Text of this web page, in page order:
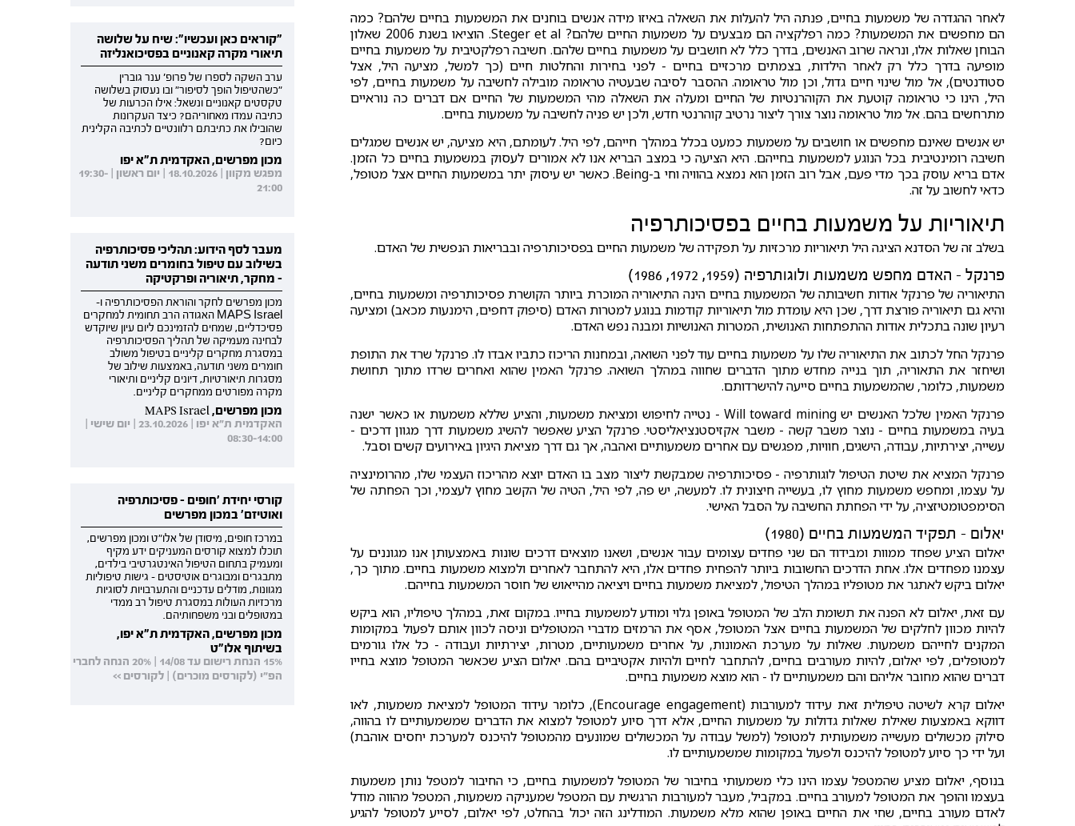
לאחר ההגדרה של משמעות בחיים, פנתה היל להעלות את השאלה באיזו מידה אנשים בוחנים את המשמעות בחיים שלהם? כמה
הם מחפשים את המשמעות? כמה רפלקציה הם מבצעים על משמעות החיים שלהם? Steger et al. הוציאו בשנת 2006 שאלון
הבוחן שאלות אלו, ונראה שרוב האנשים, בדרך כלל לא חושבים על משמעות בחיים שלהם. חשיבה רפלקטיבית על משמעות בחיים
מופיעה בדרך כלל רק לאחר הילדות, בצמתים מרכזיים בחיים - לפני בחירות והחלטות חיים (כך למשל, מציעה היל, אצל
סטודנטים), אל מול שינוי חיים גדול, וכן מול טראומה. ההסבר לסיבה שבעטיה טראומה מובילה לחשיבה על משמעות בחיים, לפי
היל, הינו כי טראומה קוטעת את הקוהרנטיות של החיים ומעלה את השאלה מהי המשמעות של החיים אם דברים כה נוראיים
מתרחשים בהם. אל מול טראומה נוצר צורך ליצור נרטיב קוהרנטי חדש, ולכן יש פניה לחשיבה על משמעות בחיים.
יש אנשים שאינם מחפשים או חושבים על משמעות כמעט בכלל במהלך חייהם, לפי היל. לעומתם, היא מציעה, יש אנשים שמגלים
חשיבה רומינטיבית בכל הנוגע למשמעות בחייהם. היא הציעה כי במצב הבריא אנו לא אמורים לעסוק במשמעות בחיים כל הזמן.
אדם בריא עוסק בכך מדי פעם, אבל רוב הזמן הוא נמצא בהוויה וחי ב-Being. כאשר יש עיסוק יתר במשמעות החיים אצל מטופל,
כדאי לחשוב על זה.
תיאוריות על משמעות בחיים בפסיכותרפיה
בשלב זה של הסדנא הציגה היל תיאוריות מרכזיות על תפקידה של משמעות החיים בפסיכותרפיה ובבריאות הנפשית של האדם.
פרנקל - האדם מחפש משמעות ולוגותרפיה (1959, 1972, 1986)
התיאוריה של פרנקל אודות חשיבותה של המשמעות בחיים הינה התיאוריה המוכרת ביותר הקושרת פסיכותרפיה ומשמעות בחיים,
והיא גם תיאוריה פורצת דרך, שכן היא עומדת מול תיאוריות קודמות בנוגע למטרות האדם (סיפוק דחפים, הימנעות מכאב) ומציעה
רעיון שונה בתכלית אודות ההתפתחות האנושית, המטרות האנושיות ומבנה נפש האדם.
פרנקל החל לכתוב את התיאוריה שלו על משמעות בחיים עוד לפני השואה, ובמחנות הריכוז כתביו אבדו לו. פרנקל שרד את התופת
ושיחזר את התאוריה, תוך בנייה מחדש מתוך הדברים שחווה במהלך השואה. פרנקל האמין שהוא ואחרים שרדו מתוך תחושת
משמעות, כלומר, שהמשמעות בחיים סייעה להישרדותם.
פרנקל האמין שלכל האנשים יש Will toward mining - נטייה לחיפוש ומציאת משמעות, והציע שללא משמעות או כאשר ישנה
בעיה במשמעות בחיים - נוצר משבר קשה - משבר אקזיסטנציאליסטי. פרנקל הציע שאפשר להשיג משמעות דרך מגוון דרכים -
עשייה, יצירתיות, עבודה, הישגים, חוויות, מפגשים עם אחרים משמעותיים ואהבה, אך גם דרך מציאת היגיון באירועים קשים וסבל.
פרנקל המציא את שיטת הטיפול לוגותרפיה - פסיכותרפיה שמבקשת ליצור מצב בו האדם יוצא מהריכוז העצמי שלו, מהרומינציה
על עצמו, ומחפש משמעות מחוץ לו, בעשייה חיצונית לו. למעשה, יש פה, לפי היל, הטיה של הקשב מחוץ לעצמי, וכך הפחתה של
הסימפטומטיזציה, על ידי הפחתת החשיבה על הסבל האישי.
יאלום - תפקיד המשמעות בחיים (1980)
יאלום הציע שפחד ממוות ומבידוד הם שני פחדים עצומים עבור אנשים, ושאנו מוצאים דרכים שונות באמצעותן אנו מגוננים על
עצמנו מפחדים אלו. אחת הדרכים החשובות ביותר להפחית פחדים אלו, היא להתחבר לאחרים ולמצוא משמעות בחיים. מתוך כך,
יאלום ביקש לאתגר את מטופליו במהלך הטיפול, למציאת משמעות בחיים ויציאה מהייאוש של חוסר המשמעות בחייהם.
עם זאת, יאלום לא הפנה את תשומת הלב של המטופל באופן גלוי ומודע למשמעות בחייו. במקום זאת, במהלך טיפוליו, הוא ביקש
להיות מכוון לחלקים של המשמעות בחיים אצל המטופל, אסף את הרמזים מדברי המטופלים וניסה לכוון אותם לפעול במקומות
המקנים לחייהם משמעות. שאלות על מערכת האמונות, על אחרים משמעותיים, מטרות, יצירתיות ועבודה - כל אלו גורמים
למטופלים, לפי יאלום, להיות מעורבים בחיים, להתחבר לחיים ולהיות אקטיביים בהם. יאלום הציע שכאשר המטופל מוצא בחייו
דברים שהוא מחובר אליהם והם משמעותיים לו - הוא מוצא משמעות בחיים.
יאלום קרא לשיטה טיפולית זאת עידוד למעורבות (Encourage engagement), כלומר עידוד המטופל למציאת משמעות, לאו
דווקא באמצעות שאילת שאלות גדולות על משמעות החיים, אלא דרך סיוע למטופל למצוא את הדברים שמשמעותיים לו בהווה,
סילוק מכשולים מעשייה משמעותית למטופל (למשל עבודה על המכשולים שמונעים מהמטופל להיכנס למערכת יחסים אוהבת)
ועל ידי כך סיוע למטופל להיכנס ולפעול במקומות שמשמעותיים לו.
בנוסף, יאלום מציע שהמטפל עצמו הינו כלי משמעותי בחיבור של המטופל למשמעות בחיים, כי החיבור למטפל נותן משמעות
בעצמו והופך את המטופל למעורב בחיים. במקביל, מעבר למעורבות הרגשית עם המטפל שמעניקה משמעות, המטפל מהווה מודל
לאדם מעורב בחיים, שחי את החיים באופן שהוא מלא משמעות. המודלינג הזה יכול בהחלט, לפי יאלום, לסייע למטופל להגיע
"קוראים כאן ועכשיו": שיח על שלושה
תיאורי מקרה קאנוניים בפסיכואנליזה
ערב השקה לספרו של פרופ' ענר גוברין
"כשהטיפול הופך לסיפור" ובו נעסוק בשלושה
טקסטים קאנוניים ונשאל: אילו הכרעות של
כתיבה עמדו מאחוריהם? כיצד העקרונות
שהובילו את כתיבתם רלוונטיים לכתיבה הקלינית
כיום?
מכון מפרשים, האקדמית ת"א יפו
מפגש מקוון | 18.10.2026 | יום ראשון | 19:30-
21:00
מעבר לסף הידוע: תהליכי פסיכותרפיה
בשילוב עם טיפול בחומרים משני תודעה
- מחקר, תיאוריה ופרקטיקה
מכון מפרשים לחקר והוראת הפסיכותרפיה ו-
MAPS Israel האגודה הרב תחומית למחקרים
פסיכדליים, שמחים להזמינכם ליום עיון שיוקדש
לבחינה מעמיקה של תהליך הפסיכותרפיה
במסגרת מחקרים קליניים בטיפול משולב
חומרים משני תודעה, באמצעות שילוב של
מסגרות תיאורטיות, דיונים קליניים ותיאורי
מקרה מפורטים ממחקרים קליניים.
מכון מפרשים, MAPS Israel
האקדמית ת"א יפו | 23.10.2026 | יום שישי |
08:30-14:00
קורסי יחידת 'חופים - פסיכותרפיה
ואוטיזם' במכון מפרשים
במרכז חופים, מיסודן של אלו"ט ומכון מפרשים,
תוכלו למצוא קורסים המעניקים ידע מקיף
ומעמיק בתחום הטיפול האינטגרטיבי בילדים,
מתבגרים ומבוגרים אוטיסטים - גישות טיפוליות
מגוונות, מודלים עדכניים והתערבויות לסוגיות
מרכזיות העולות במסגרת טיפול רב ממדי
במטופלים ובני משפחותיהם.
מכון מפרשים, האקדמית ת"א יפו,
בשיתוף אלו"ט
15% הנחת רישום עד 14/08 | 20% הנחה לחברי
הפ"י (לקורסים מוכרים) | לקורסים >>